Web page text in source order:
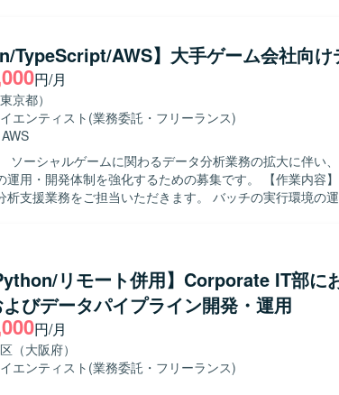
のナレッジベースとして活用できるプロダクトの開発に参
や要望を含めた分析可能な形に変換し、業界・企業特有
うな仕組みを構築していただきます。蓄積されたデータを
ナーとして機能し、製品開発やマーケティング戦略の意思
わっていただきます。顧客のデータ活用を支援するため、
ードの実装まで一貫して推進し、Bizチーム・プロダクトチ
説検証を繰り返し、分析基盤や可視化環境を構築していただき
タ基盤およびBI領域において高い実践力を持ち、分析要
求めております。データ品質や保守性を考慮した設計が
ータを通じて意思決定を支援できる方が望ましいです。
中核メンバーとして関わることができ、定性データの高度
先進的なテーマに取り組んでいただけます。複数の大企業
クトの成長とともに自身の技術的・ビジネス的なスキルを
盤構築から可視化まで一気通貫で関与できるため、広範な
発環境】 BackendではPythonやFastAPI、Prefectを用
ではTypescriptおよびReact Routerを採用しております。
TypeScript/AWS】大手ゲーム会社向け
円/月
京都）
エンティスト (業務委託・フリーランス)
AWS
ソーシャルゲームに関わるデータ分析業務の拡大に伴い
発体制を強化するための募集です。 【作業内容】 ソーシャルゲームに関
析支援業務をご担当いただきます。 バッチの実行環境の
ながら課題を整理し、自ら手を動かして改善を進めていけ
の魅力】 ソーシャルゲームに関する多様なデータを扱いな
発を通じてサービス改善に貢献できるポジションです。 デ
関わることで、技術力とドメイン知識の双方を高めていただけ
TypeScriptを用いたツール開発、およびAWSを中心とし
の運用・構築を行います。 CI/CDツールとしてJenkinsや
ールとしてJiraなどを利用します。
リモート併用】Corporate IT部に
びデータパイプライン開発・運用
円/月
（大阪府）
エンティスト (業務委託・フリーランス)